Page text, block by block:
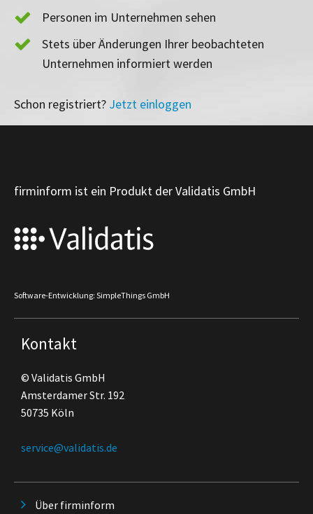
Personen im Unternehmen sehen
Stets über Änderungen Ihrer beobachteten
Unternehmen informiert werden
Schon registriert? Jetzt einloggen
firminform ist ein Produkt der Validatis GmbH
Software-Entwicklung: SimpleThings GmbH
Kontakt
© Validatis GmbH
Amsterdamer Str. 192
50735 Köln
service@validatis.de
Über firminform